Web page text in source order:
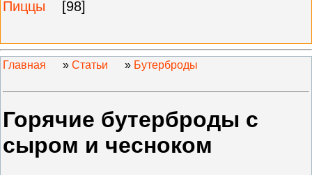
Пиццы
[98]
Главная » Статьи » Бутерброды
Горячие бутерброды с
сыром и чесноком